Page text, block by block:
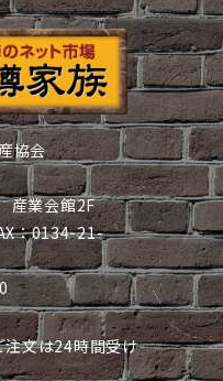
協会
産業会館2F
：0134-21-
文は24時間受け